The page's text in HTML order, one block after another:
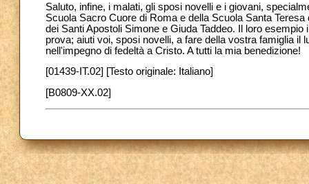
Saluto, infine, i malati, gli sposi novelli e i giovani,
Scuola Sacro Cuore di Roma e della Scuola Santa
dei Santi Apostoli Simone e Giuda Taddeo. Il loro
prova; aiuti voi, sposi novelli, a fare della vostra famiglia il
nell'impegno di fedeltà a Cristo. A tutti la mia benedizione!
[01439-IT.02] [Testo originale: Italiano]
[B0809-XX.02]